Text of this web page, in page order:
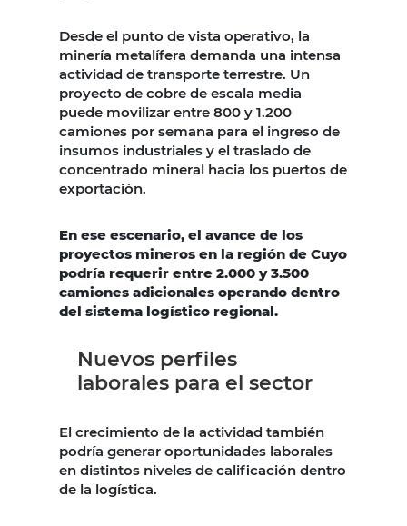
Desde el punto de vista operativo, la
minería metalífera demanda una intensa
actividad de transporte terrestre. Un
proyecto de cobre de escala media
puede movilizar entre 800 y 1.200
camiones por semana para el ingreso de
insumos industriales y el traslado de
concentrado mineral hacia los puertos de
exportación.
En ese escenario, el avance de los
proyectos mineros en la región de Cuyo
podría requerir entre 2.000 y 3.500
camiones adicionales operando dentro
del sistema logístico regional.
Nuevos perfiles
laborales para el sector
El crecimiento de la actividad también
podría generar oportunidades laborales
en distintos niveles de calificación dentro
de la logística.